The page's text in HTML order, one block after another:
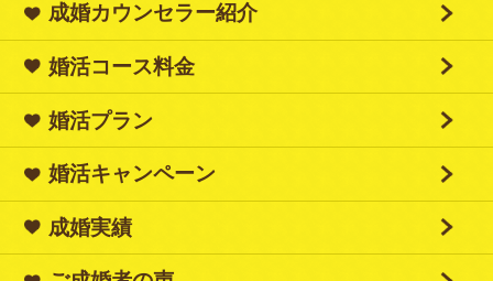
成婚カウンセラー紹介
婚活コース料金
婚活プラン
婚活キャンペーン
成婚実績